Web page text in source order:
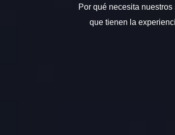
Por qué necesita
que tienen la